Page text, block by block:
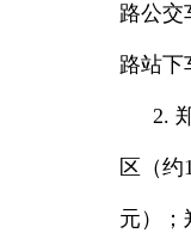
路公交
路站下
2.
区（约
元）；